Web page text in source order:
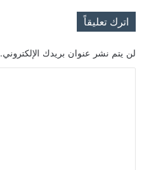
اترك تعليقاً
لن يتم نشر عنوان بريدك الإلكتروني.